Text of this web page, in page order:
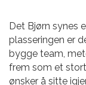
Det Bjørn synes
plasseringen er
bygge team,
frem som et
ønsker å sitte